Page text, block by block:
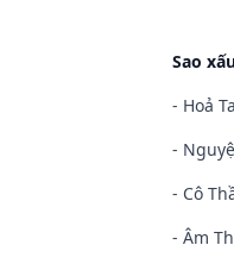
Sao
- Hoả
-
- Cô
- Âm